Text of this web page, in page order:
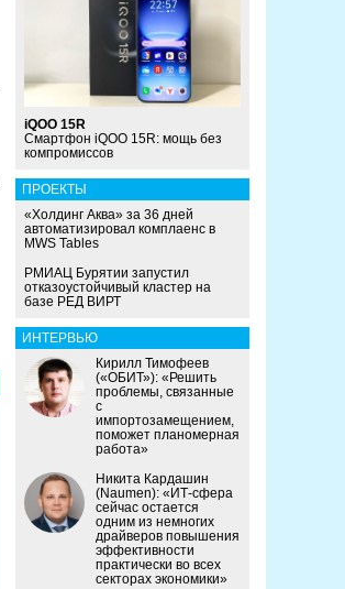
iQOO 15R
Смартфон iQOO 15R: мощь без
компромиссов
ПРОЕКТЫ
«Холдинг Аква» за 36 дней
автоматизировал комплаенс в
MWS Tables
РМИАЦ Бурятии запустил
отказоустойчивый кластер на
базе РЕД ВИРТ
ИНТЕРВЬЮ
Кирилл Тимофеев
(«ОБИТ»): «Решить
проблемы, связанные
с
импортозамещением,
поможет планомерная
работа»
Никита Кардашин
(Naumen): «ИТ-сфера
сейчас остается
одним из немногих
драйверов повышения
эффективности
практически во всех
секторах экономики»